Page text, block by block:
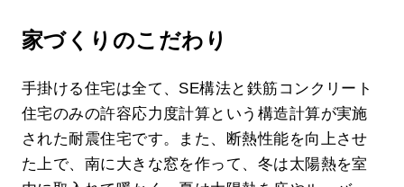
家づくりのこだわり
手掛ける住宅は全て、SE構法と鉄筋コンクリート
住宅のみの許容応力度計算という構造計算が実施
された耐震住宅です。また、断熱性能を向上させ
た上で、南に大きな窓を作って、冬は太陽熱を室